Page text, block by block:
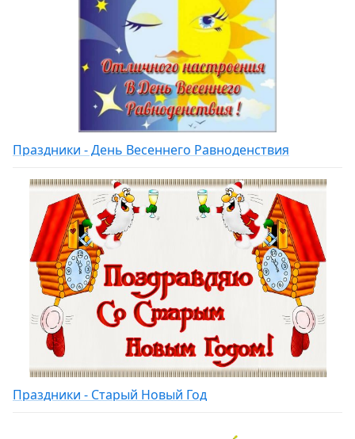
Праздники - День Весеннего Равноденствия
Праздники - Старый Новый Год